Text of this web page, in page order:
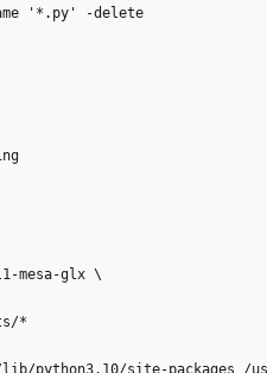
'*.py' -delete
mesa-glx \
*